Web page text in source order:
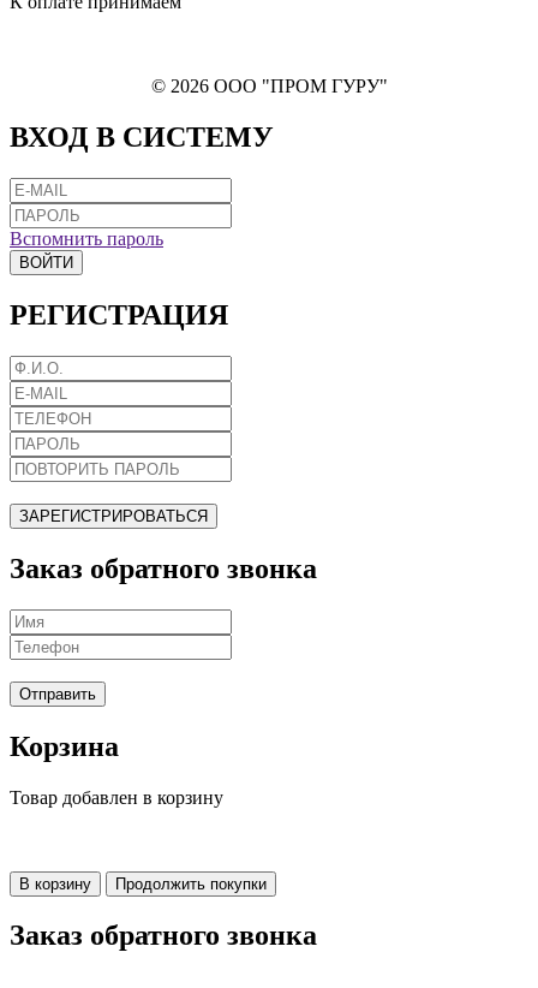
© 2026 ООО "ПРОМ ГУРУ"
ВХОД В СИСТЕМУ
Вспомнить пароль
ВОЙТИ
РЕГИСТРАЦИЯ
ЗАРЕГИСТРИРОВАТЬСЯ
Заказ обратного звонка
Отправить
Корзина
Товар добавлен в корзину
В корзину Продолжить покупки
Заказ обратного звонка